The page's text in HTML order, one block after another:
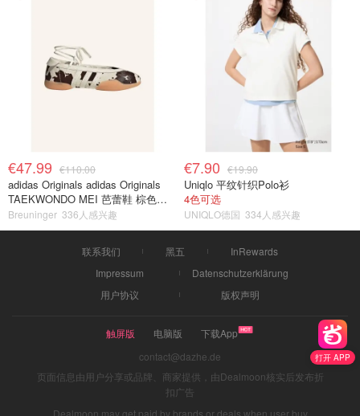
打开 APP
€47.99 €110.00
adidas Originals adidas Originals
TAEKWONDO MEI 芭蕾鞋 棕色米
色
Breuninger 336人感兴趣
€7.90 €19.90
Uniqlo 平纹针织Polo衫
4色可选
UNIQLO德国 334人感兴趣
联系我们 黑五
InRewards
Impressum
Datenschutzerklärung
用户协议
版权声明
触屏版 电脑版
下载App
contact@dazhe.de
页面信息由用户分享或品牌、商家提供，由Dealmoon核实后发布折
扣广告
Dealmoon may get paid by brands or deals when user buy